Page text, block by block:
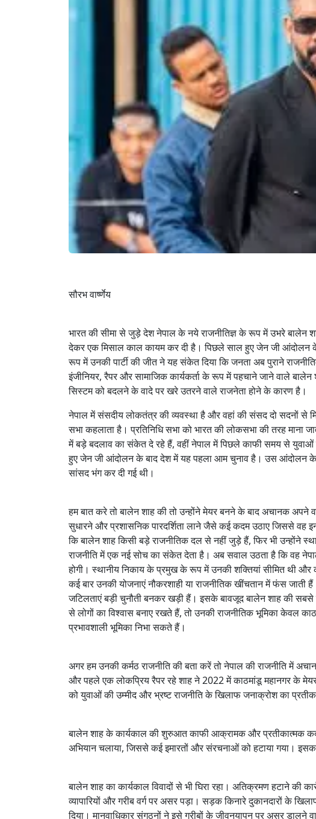
सौरभ वार्ष्णेय
भारत की सीमा से जुड़े देश नेपाल के नये राजनीतिज्ञ के रूप में उभरे बालेन
देकर एक मिसाल काल कायम कर दी है। पिछले साल हुए जेन जी आंदोलन
रूप में उनकी पार्टी की जीत ने यह संकेत दिया कि जनता अब पुराने
इंजीनियर, रैपर और सामाजिक कार्यकर्ता के रूप में पहचाने जाने वाले
सिस्टम को बदलने के वादे पर खरे उतरने वाले राजनेता होने के कारण है।
नेपाल में संसदीय लोकतंत्र की व्यवस्था है और वहां की संसद दो सदनों से
सभा कहलाता है। प्रतिनिधि सभा को भारत की लोकसभा की तरह माना
में बड़े बदलाव का संकेत दे रहे हैं, वहीं नेपाल में पिछले काफी समय से
हुए जेन जी आंदोलन के बाद देश में यह पहला आम चुनाव है। उस आंदोलन के
सांसद भंग कर दी गई थी।
हम बात करे तो बालेन शाह की तो उन्होंने मेयर बनने के बाद अचानक
सुधारने और प्रशासनिक पारदर्शिता लाने जैसे कई कदम उठाए जिससे
कि बालेन शाह किसी बड़े राजनीतिक दल से नहीं जुड़े हैं, फिर भी उन्होंने
राजनीति में एक नई सोच का संकेत देता है। अब सवाल उठता है कि वह
होगी। स्थानीय निकाय के प्रमुख के रूप में उनकी शक्तियां सीमित थी
कई बार उनकी योजनाएं नौकरशाही या राजनीतिक खींचतान में फंस
जटिलताएं बड़ी चुनौती बनकर खड़ी हैं। इसके बावजूद बालेन शाह की सबसे
से लोगों का विश्वास बनाए रखते हैं, तो उनकी राजनीतिक भूमिका केवल
प्रभावशाली भूमिका निभा सकते हैं।
अगर हम उनकी कर्मठ राजनीति की बता करें तो नेपाल की राजनीति में
और पहले एक लोकप्रिय रैपर रहे शाह ने 2022 में काठमांडू महानगर के
को युवाओं की उम्मीद और भ्रष्ट राजनीति के खिलाफ जनाक्रोश का
बालेन शाह के कार्यकाल की शुरुआत काफी आक्रामक और प्रतीकात्मक
अभियान चलाया, जिससे कई इमारतों और संरचनाओं को हटाया गया।
बालेन शाह का कार्यकाल विवादों से भी घिरा रहा। अतिक्रमण हटाने की
व्यापारियों और गरीब वर्ग पर असर पड़ा। सड़क किनारे दुकानदारों के
दिया। मानवाधिकार संगठनों ने इसे गरीबों के जीवनयापन पर असर